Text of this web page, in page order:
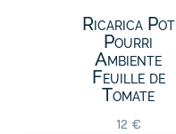
Ricarica Pot
Pourri
Ambiente
Feuille de
Tomate
12 €